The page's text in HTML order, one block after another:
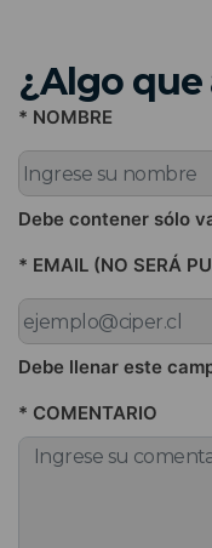
¿Algo que
* NOMBRE
Debe contener sólo
* EMAIL (NO SERÁ
Debe llenar este
* COMENTARIO